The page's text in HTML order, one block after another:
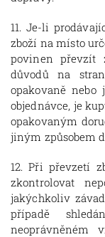
11. Je-li
zboží na místo
povinen převzít
důvodů na
opakovaně
objednávce, je
opakovaným
jiným způsobem
12. Při převzetí
zkontrolovat
jakýchkoliv
případě
neoprávněném